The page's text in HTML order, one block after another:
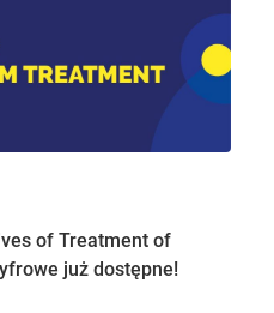
of Treatment of
już dostępne!